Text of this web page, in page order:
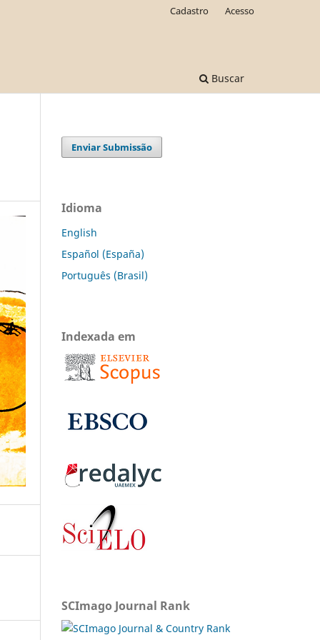
Buscar
Cadastro Acesso
Enviar Submissão
Idioma
English
Español (España)
Português (Brasil)
Indexada em
SCImago Journal Rank